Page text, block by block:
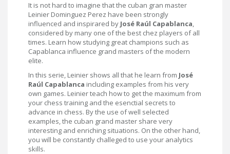
It is not hard to imagine that the cuban gran master
Leinier Dominguez Perez have been strongly
influenced and inspirared by José Raúl Capablanca,
considered by many one of the best chez players of all
times. Learn how studying great champions such as
Capablanca influence grand masters of the modern
elite.
In this serie, Leinier shows all that he learn from José
Raúl Capablanca including examples from his very
own games. Leinier teach how to get the maximum from
your chess training and the esenctial secrets to
advance in chess. By the use of well selected
examples, the cuban grand master share very
interesting and enriching situations. On the other hand,
you will be constantly challeged to use your analytics
skills.